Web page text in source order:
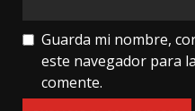
Guarda mi nombre,
este navegador para
comente.